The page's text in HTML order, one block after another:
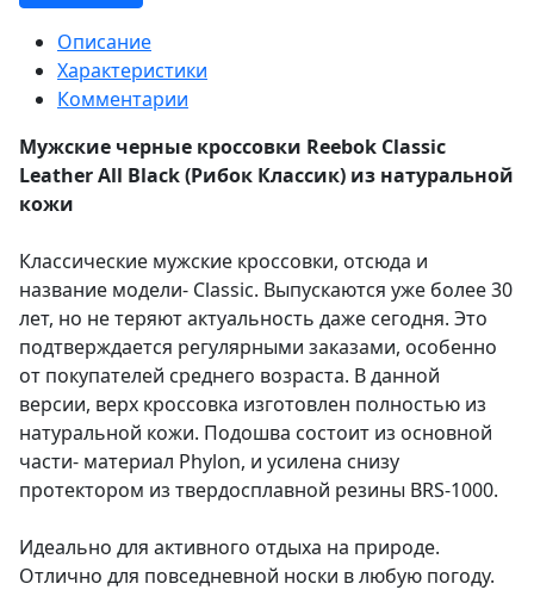
Описание
Характеристики
Комментарии
Мужские черные кроссовки Reebok Classic
Leather All Black (Рибок Классик) из натуральной
кожи
Классические мужские кроссовки, отсюда и
название модели- Classic. Выпускаются уже более 30
лет, но не теряют актуальность даже сегодня. Это
подтверждается регулярными заказами, особенно
от покупателей среднего возраста. В данной
версии, верх кроссовка изготовлен полностью из
натуральной кожи. Подошва состоит из основной
части- материал Phylon, и усилена снизу
протектором из твердосплавной резины BRS-1000.
Идеально для активного отдыха на природе.
Отлично для повседневной носки в любую погоду.